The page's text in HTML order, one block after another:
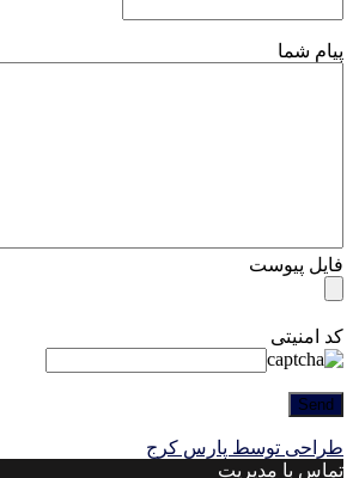
پیام شما
فایل پیوست
کد امنیتی
طراحی توسط پارس کرج
تماس با مدیریت